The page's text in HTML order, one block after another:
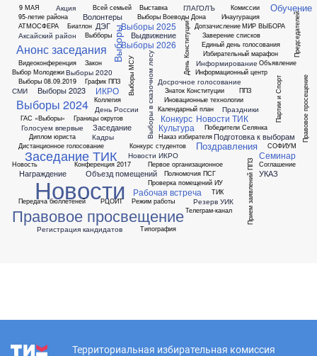
9 МАЯ
95-летие района
АТМОСФЕРА
Аксайский район
Акция
Анонс заседания
Биатлон
Видеоконференция
Волонтеры
Всей семьей
Выбборы
Выбор Молодежи
Выборы
Выборы 08.09.2019
Выборы 2020
Выборы 2023
Выборы 2024
Выборы 2025
Выборы 2026
Выборы Воеводы Дона
Выборы МСУ Выборы в сказочном лесу
Выдвижение
Выставка
ГАС «Выборы»
ГЛАГОЛЪ
Голосуем впервые
Границы округов
График ППЗ
ДЭГ День Конституции
День России
Диплом юриста
Дистанционное голосование
Допзачисление
Досрочное голосование
Единый день голосования
Заверение списков
Закон
Заседание
Заседание ТИК
Знаток Конституции
ИКРО
Избирательный марафон
Инаугурация
Иновационные технологии
Информационный центр
Информирование
Кадры
Календарный план
Коллегия
Комиссии
Конкурс
Конкурс студентов
Конференция 2017
Культура
МИР ВЫБОРА
Награждение
Наказ избирателя
Новости
Новости ИКРО
Новости ТИК
Новость
Обучение
Объезд помещений
Объявление
ППЗ Партии и Спорт
Первое организационное
Передача бюллетеней
Победители
Подготовка к выборам
Поздравления
Полномочия ПСГ
Правовое просвещение
Правовое просещение
Праздники
Председателей
Прием заявлений ППЗ
Проверка помещений ИУ
РЦОИТ
Рабочая встреча
Регистрация кандидатов
Режим работы Резерв УИК
СМИ
СОФИУМ
Селянка
Семинар
Соглашение
ТИК
Телеграм-канал
Типография
УКАЗ
Территориальная избирательная комиссия